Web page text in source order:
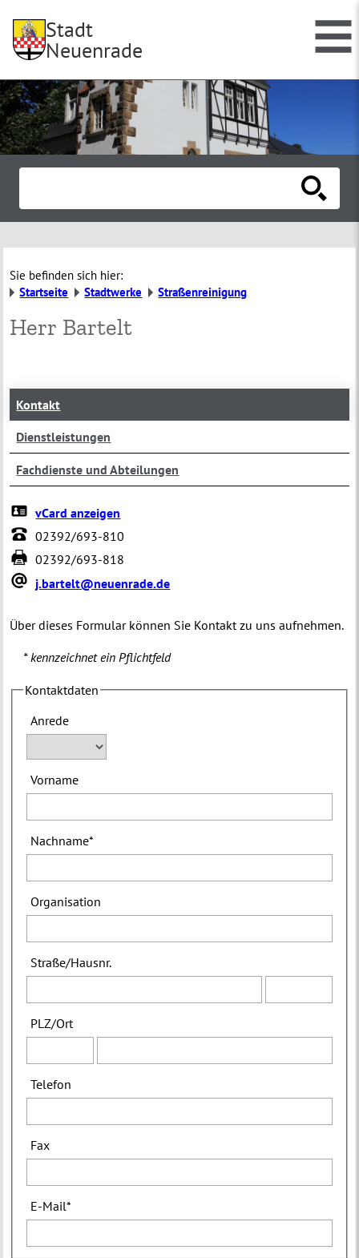
Stadt
Neuenrade
Sie befinden sich hier:
Startseite
Stadtwerke Straßenreinigung
Herr Bartelt
Kontakt
Dienstleistungen
Fachdienste und Abteilungen
vCard anzeigen
02392/693-810
02392/693-818
j.bartelt@neuenrade.de
Über dieses Formular können Sie Kontakt zu uns aufnehmen.
* kennzeichnet ein Pflichtfeld
Kontaktdaten
Anrede
Vorname
Nachname*
Organisation
Straße/Hausnr.
PLZ/Ort
Telefon
Fax
E-Mail*